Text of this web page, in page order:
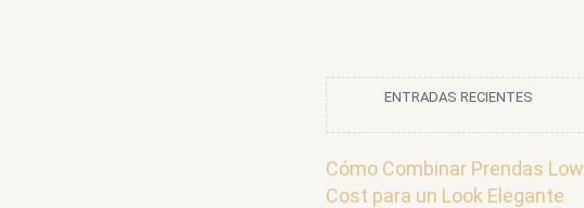
ENTRADAS RECIENTES
Cómo Combinar Prendas Low
Cost para un Look Elegante